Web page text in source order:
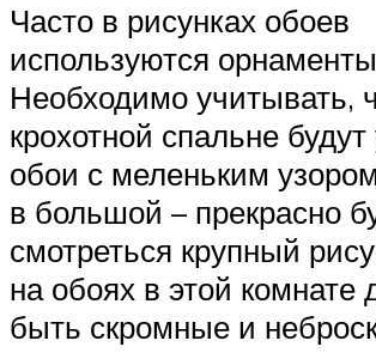
Часто в рисунках обоев
используются
Необходимо учитывать,
крохотной спальне
обои с меленьким
в большой – прекрасно
смотреться крупный
на обоях в этой комнате
быть скромные и